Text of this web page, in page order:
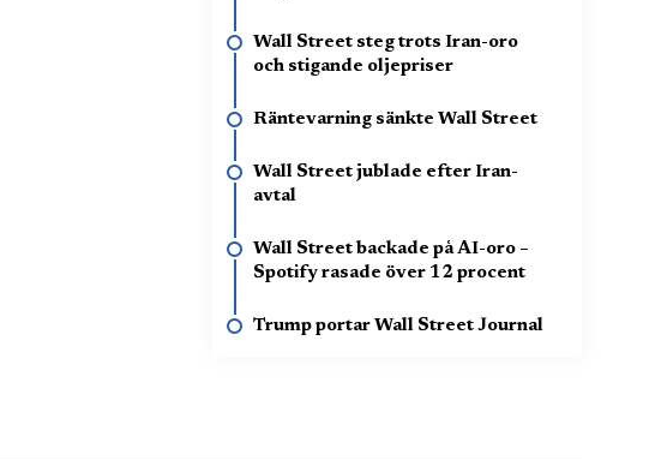
Wall Street steg trots Iran-oro
och stigande oljepriser
Räntevarning sänkte Wall Street
Wall Street jublade efter Iran-
avtal
Wall Street backade på AI-oro –
Spotify rasade över 12 procent
Trump portar Wall Street Journal